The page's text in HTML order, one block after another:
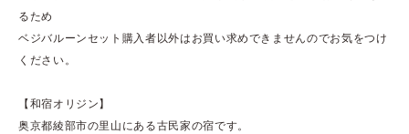
るため
ベジバルーンセット購入者以外はお買い求めできませんのでお気をつけ
ください。
【和宿オリジン】
奥京都綾部市の里山にある古民家の宿です。